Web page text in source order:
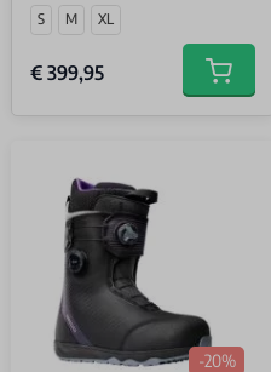
S
M XL
€ 399,95 Add to
-20%